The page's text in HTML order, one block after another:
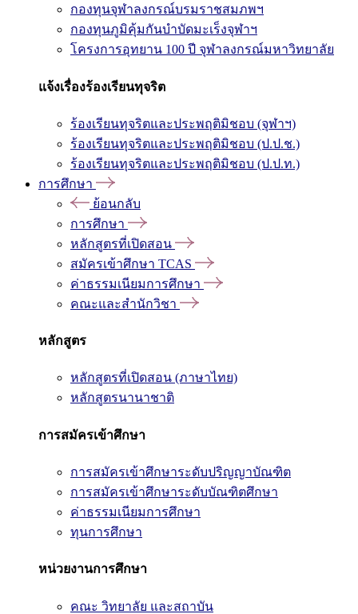
กองทุนจุฬาลงกรณ์บรมราชสมภพฯ
กองทุนภูมิคุ้มกันบำบัดมะเร็งจุฬาฯ
โครงการอุทยาน 100 ปี จุฬาลงกรณ์มหาวิทยาลัย
แจ้งเรื่องร้องเรียนทุจริต
ร้องเรียนทุจริตและประพฤติมิชอบ (จุฬาฯ)
ร้องเรียนทุจริตและประพฤติมิชอบ (ป.ป.ช.)
ร้องเรียนทุจริตและประพฤติมิชอบ (ป.ป.ท.)
การศึกษา
ย้อนกลับ
การศึกษา
หลักสูตรที่เปิดสอน
สมัครเข้าศึกษา TCAS
ค่าธรรมเนียมการศึกษา
คณะและสำนักวิชา
หลักสูตร
หลักสูตรที่เปิดสอน (ภาษาไทย)
หลักสูตรนานาชาติ
การสมัครเข้าศึกษา
การสมัครเข้าศึกษาระดับปริญญาบัณฑิต
การสมัครเข้าศึกษาระดับบัณฑิตศึกษา
ค่าธรรมเนียมการศึกษา
ทุนการศึกษา
หน่วยงานการศึกษา
คณะ วิทยาลัย และสถาบัน